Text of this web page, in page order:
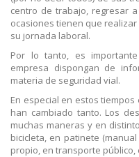
centro de trabajo, regresar
ocasiones tienen que
su jornada laboral.
Por lo tanto, es
empresa dispongan de
materia de seguridad vial.
En especial en estos
han cambiado tanto. Los
muchas maneras y en
bicicleta, en patinete
propio, en transporte público,